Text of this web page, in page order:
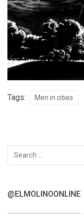
Tags: Men in cities
Search
for:
@ELMOLINOONLINE